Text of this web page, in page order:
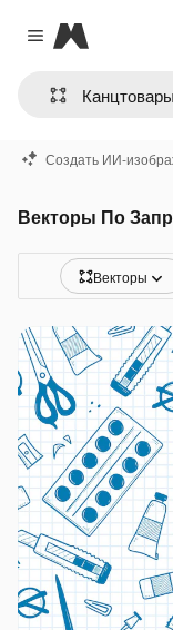
Close menu
Magnific
Создать ИИ-
Векторы По
Векторы